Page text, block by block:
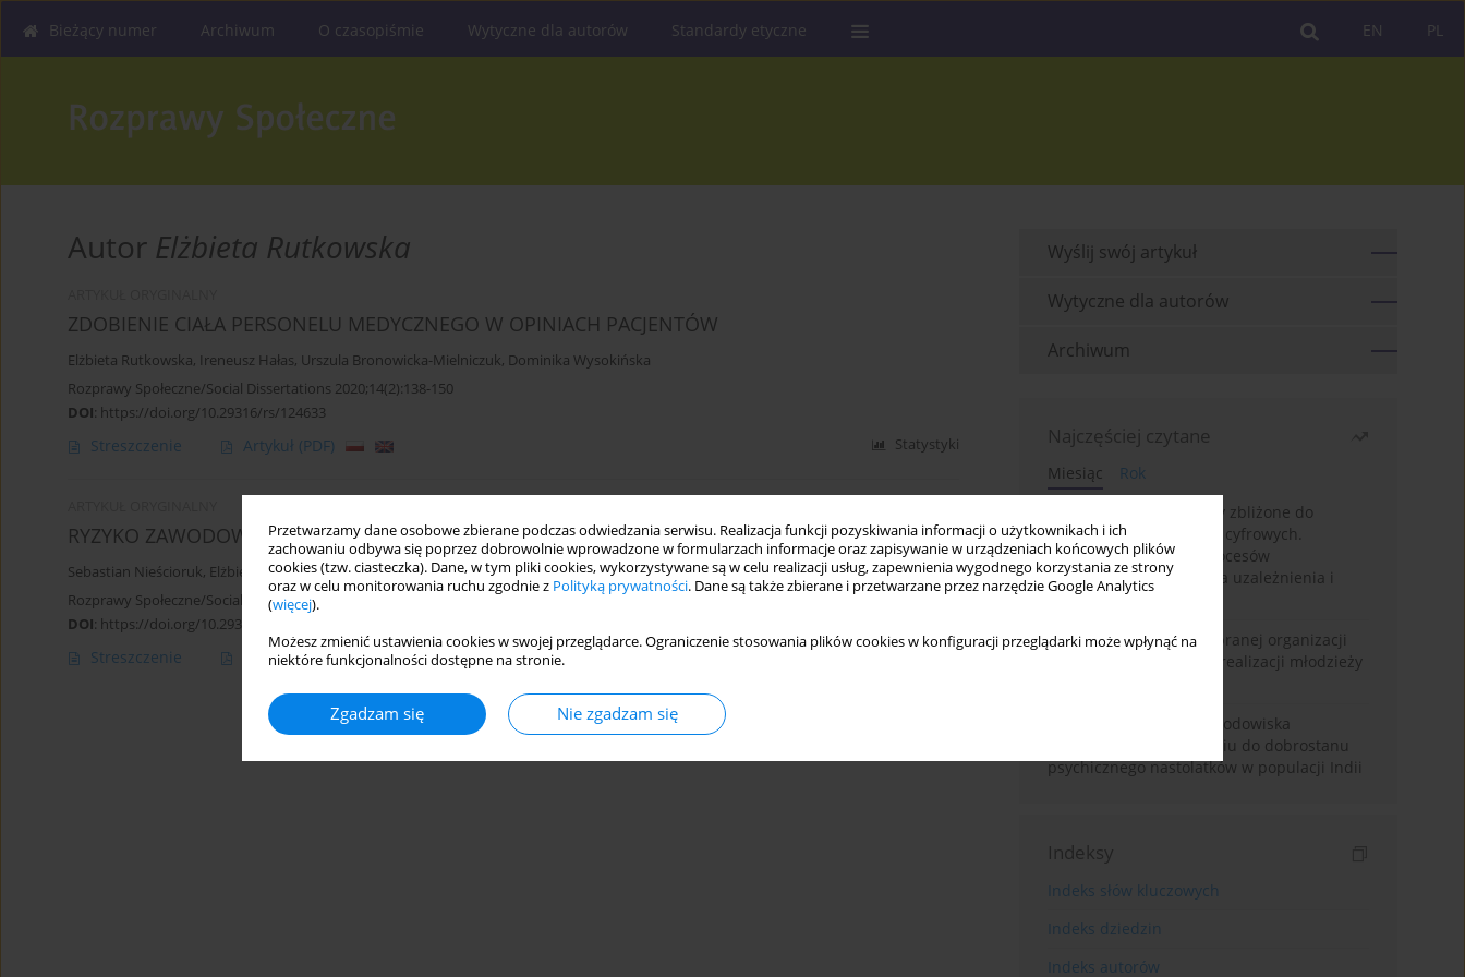
Przetwarzamy dane osobowe zbierane podczas odwiedzania serwisu. Realizacja funkcji pozyskiwania informacji o użytkownikach i ich
zachowaniu odbywa się poprzez dobrowolnie wprowadzone w formularzach informacje oraz zapisywanie w urządzeniach końcowych plików
cookies (tzw. ciasteczka). Dane, w tym pliki cookies, wykorzystywane są w celu realizacji usług, zapewnienia wygodnego korzystania ze strony
oraz w celu monitorowania ruchu zgodnie z Polityką prywatności. Dane są także zbierane i przetwarzane przez narzędzie Google Analytics
(więcej).
Możesz zmienić ustawienia cookies w swojej przeglądarce. Ograniczenie stosowania plików cookies w konfiguracji przeglądarki może wpłynąć na
niektóre funkcjonalności dostępne na stronie.
Zgadzam się Nie zgadzam się
PL
EN
Bieżący numer Archiwum O czasopiśmie Wytyczne dla autorów Standardy etyczne
Autor Elżbieta Rutkowska
ZDOBIENIE CIAŁA PERSONELU MEDYCZNEGO W OPINIACH PACJENTÓW
Elżbieta Rutkowska, Ireneusz Hałas, Urszula Bronowicka-Mielniczuk, Dominika Wysokińska
Rozprawy Społeczne/Social Dissertations 2020;14(2):138-150
DOI: https://doi.org/10.29316/rs/124633
Streszczenie Artykuł (PDF) Statystyki
RYZYKO ZAWODOWE W PRACY FIZJOTERAPEUTY W OCENIE STUDENTÓW
Sebastian Nieścioruk, Elżbieta Rutkowska
Rozprawy Społeczne/Social Dissertations 2018;12(3):73-78
DOI: https://doi.org/10.29316/rs.2018.27
Streszczenie Artykuł(PDF) Statystyki
Wyślij swój artykuł
Wytyczne dla autorów
Archiwum
Najczęściej czytane
Miesiąc
Rok
Loot boxy – mechanizmy zbliżone do
hazardu ukryte w grach cyfrowych.
Narracyjny przegląd procesów
psychologicznych, ryzyka uzależnienia i
regulacji prawnych
Znaczenie wsparcia wybranej organizacji
pozarządowej dla samorealizacji młodzieży
Badanie osobowości i środowiska
rodzinnego w odniesieniu do dobrostanu
psychicznego nastolatków w populacji Indii
Indeksy
Indeks słów kluczowych
Indeks dziedzin
Indeks autorów